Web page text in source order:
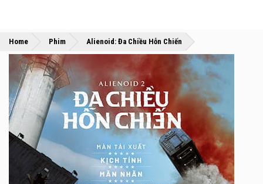
Home »
Phim »
Alienoid: Đa Chiều Hỗn Chiến